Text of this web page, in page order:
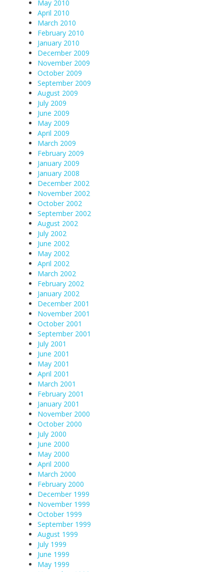
May 2010
April 2010
March 2010
February 2010
January 2010
December 2009
November 2009
October 2009
September 2009
August 2009
July 2009
June 2009
May 2009
April 2009
March 2009
February 2009
January 2009
January 2008
December 2002
November 2002
October 2002
September 2002
August 2002
July 2002
June 2002
May 2002
April 2002
March 2002
February 2002
January 2002
December 2001
November 2001
October 2001
September 2001
July 2001
June 2001
May 2001
April 2001
March 2001
February 2001
January 2001
November 2000
October 2000
July 2000
June 2000
May 2000
April 2000
March 2000
February 2000
December 1999
November 1999
October 1999
September 1999
August 1999
July 1999
June 1999
May 1999